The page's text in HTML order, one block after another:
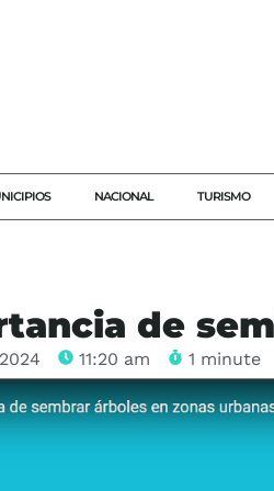
NACIONAL TURISMO
de
11:20 am 1 minute